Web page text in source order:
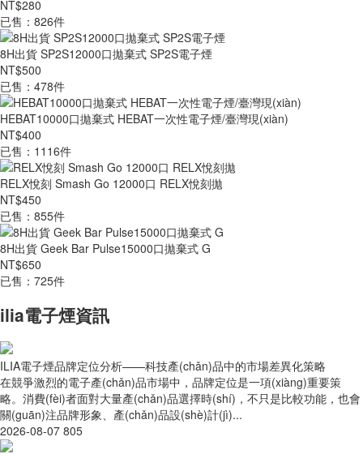
NT$280
已售：826件
8H出貨 SP2S12000口拋棄式 SP2S電子煙
NT$500
已售：478件
HEBAT10000口拋棄式 HEBAT一次性電子煙/臺灣現(xiàn)
NT$400
已售：1116件
RELX悅刻 Smash Go 12000口 RELX悅刻拋
NT$450
已售：855件
8H出貨 Geek Bar Pulse15000口拋棄式 G
NT$650
已售：725件
ilia電子煙資訊
ILIA電子煙品牌定位分析——科技產(chǎn)品中的市場差異化策略
在競爭激烈的電子產(chǎn)品市場中，品牌定位是一項(xiàng)重要策
略。消費(fèi)者面對大量產(chǎn)品選擇時(shí)，不只是比較功能，也會
關(guān)注品牌形象、產(chǎn)品設(shè)計(jì)...
2026-08-07 805